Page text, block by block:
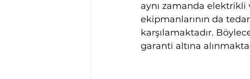
aynı zamanda
ekipmanlarının da
karşılamaktadır.
garanti altına